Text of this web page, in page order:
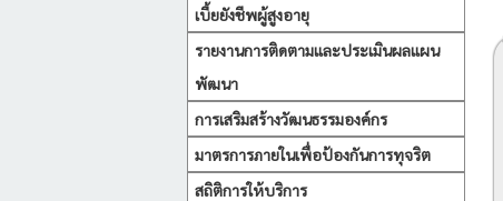
เบี้ยยังชีพผู้สูงอายุ
รายงานการติดตามและประเมินผลแผน
พัฒนา
การเสริมสร้างวัฒนธรรมองค์กร
มาตรการภายในเพื่อป้องกันการทุจริต
สถิติการให้บริการ